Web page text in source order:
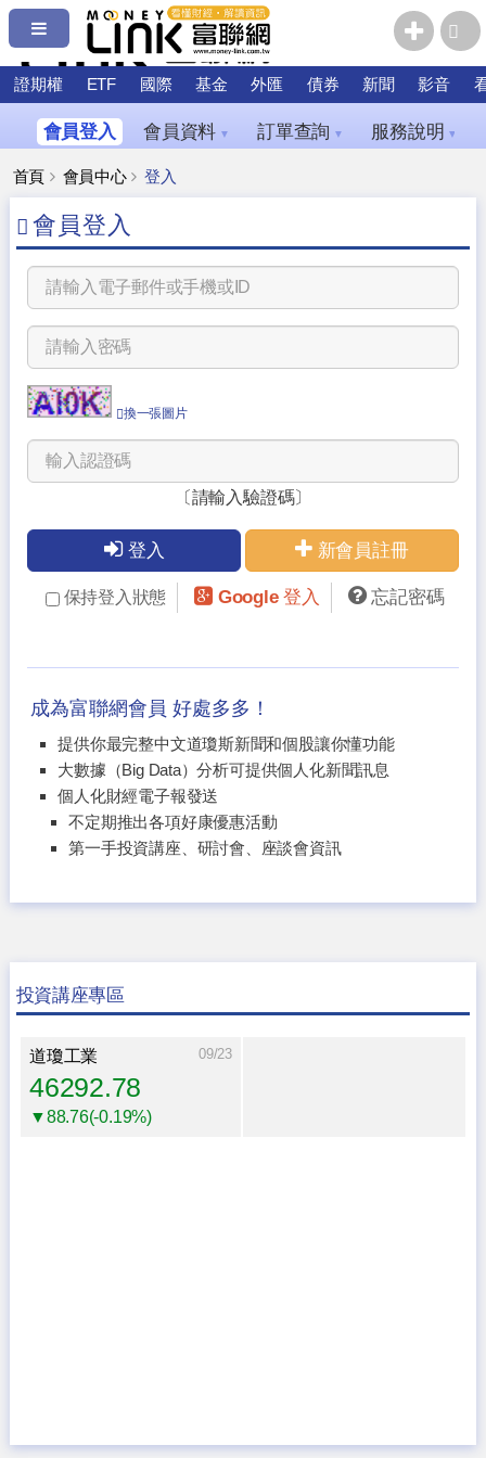
證期權 ETF 國際 基金 外匯 債券 新聞 影音
會員登入 會員資料 ▼ 訂單查詢 ▼ 服務說明 ▼
首頁 會員中心 登入
會員登入
換一張圖片
〔請輸入驗證碼〕
登入 新會員註冊
保持登入狀態 Google 登入 忘記密碼
成為富聯網會員 好處多多！
提供你最完整中文道瓊斯新聞和個股讓你懂功能
大數據（Big Data）分析可提供個人化新聞訊息
個人化財經電子報發送
不定期推出各項好康優惠活動
第一手投資講座、研討會、座談會資訊
投資講座專區
道瓊工業 09/23
46292.78
▼88.76(-0.19%)